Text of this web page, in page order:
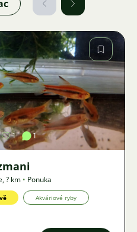
Obrázok
1 1
,? km • Ponuka
Akváriové ryby